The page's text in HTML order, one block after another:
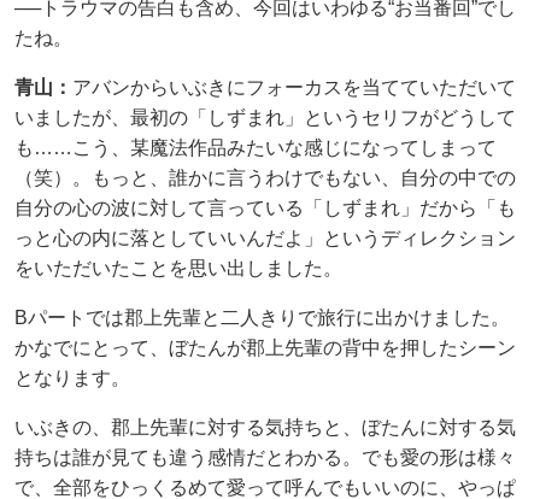
──トラウマの告白も含め、今回はいわゆる“お当番回”でし
たね。
青山： アバンからいぶきにフォーカスを当てていただいて
いましたが、最初の「しずまれ」というセリフがどうして
も……こう、某魔法作品みたいな感じになってしまって
（笑）。もっと、誰かに言うわけでもない、自分の中での
自分の心の波に対して言っている「しずまれ」だから「も
っと心の内に落としていいんだよ」というディレクション
をいただいたことを思い出しました。
Bパートでは郡上先輩と二人きりで旅行に出かけました。
かなでにとって、ぼたんが郡上先輩の背中を押したシーン
となります。
いぶきの、郡上先輩に対する気持ちと、ぼたんに対する気
持ちは誰が見ても違う感情だとわかる。でも愛の形は様々
で、全部をひっくるめて愛って呼んでもいいのに、やっぱ